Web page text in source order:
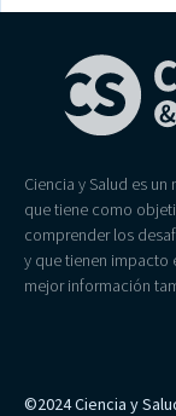
Ciencia y Salud es
que tiene como
comprender los
y que tienen impacto
mejor información
©2024 Ciencia y